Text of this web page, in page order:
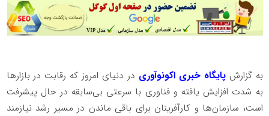
به گزارشپایگاه خبری اکونوآوری در دنیای امروز که رقابت در بازارها
به شدت افزایش یافته و فناوری با سرعتی بی‌سابقه در حال پیشرفت
است، سازمان‌ها و کارآفرینان برای باقی ماندن در مسیر رشد نیازمند